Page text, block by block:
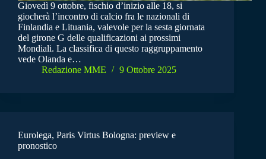
Giovedì 9 ottobre, fischio d’inizio alle 18, si
giocherà l’incontro di calcio fra le nazionali di
Finlandia e Lituania, valevole per la sesta giornata
del girone G delle qualificazioni ai prossimi
Mondiali. La classifica di questo raggruppamento
vede Olanda e…
Redazione MME
9 Ottobre 2025
Eurolega, Paris Virtus Bologna: preview e
pronostico